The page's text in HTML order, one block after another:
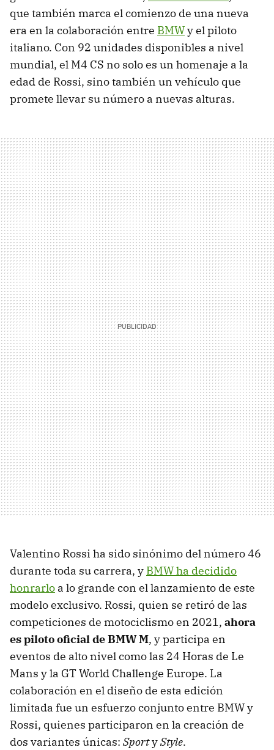
que también marca el comienzo de una nueva
era en la colaboración entre BMWy el piloto
italiano. Con 92 unidades disponibles a nivel
mundial, el M4 CS no solo es un homenaje a la
edad de Rossi, sino también un vehículo que
promete llevar su número a nuevas alturas.
Valentino Rossi ha sido sinónimo del número 46
durante toda su carrera, y BMW ha decidido
honrarlo a lo grande con el lanzamiento de este
modelo exclusivo. Rossi, quien se retiró de las
competiciones de motociclismo en 2021, ahora
es piloto oficial de BMW M, y participa en
eventos de alto nivel como las 24 Horas de Le
Mans y la GT World Challenge Europe. La
colaboración en el diseño de esta edición
limitada fue un esfuerzo conjunto entre BMW y
Rossi, quienes participaron en la creación de
dos variantes únicas: SportyStyle.